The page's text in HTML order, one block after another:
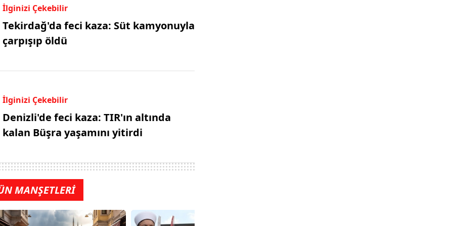
İlginizi Çekebilir
Tekirdağ'da feci kaza: Süt kamyonuyla
çarpışıp öldü
İlginizi Çekebilir
Denizli'de feci kaza: TIR'ın altında
kalan Büşra yaşamını yitirdi
MANŞETLERİ